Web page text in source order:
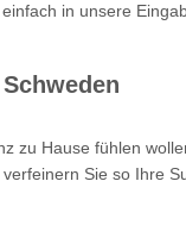
in unsere
Hause fühlen
Sie so Ihre